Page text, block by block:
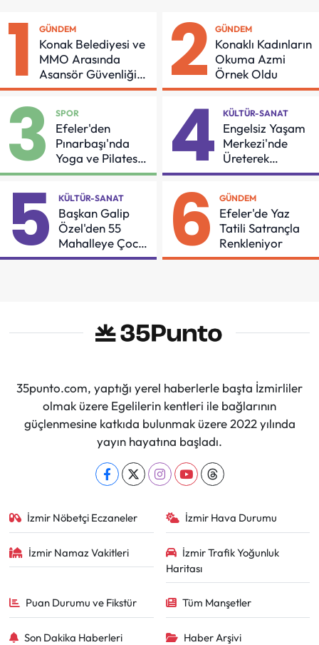
1 GÜNDEM
Konak Belediyesi ve
MMO Arasında
Asansör Güvenliği
İçin Önemli Protokol
2 GÜNDEM
Konaklı Kadınların
Okuma Azmi
Örnek Oldu
3 SPOR
Efeler'den
Pınarbaşı'nda
Yoga ve Pilates
Buluşması
4 KÜLTÜR-SANAT
Engelsiz Yaşam
Merkezi'nde
Üreterek
Güçleniyorlar
5 KÜLTÜR-SANAT
Başkan Galip
Özel'den 55
Mahalleye Çocuk
Şenliği
6 GÜNDEM
Efeler'de Yaz
Tatili Satrançla
Renkleniyor
35punto.com, yaptığı yerel haberlerle başta İzmirliler
olmak üzere Egelilerin kentleri ile bağlarının
güçlenmesine katkıda bulunmak üzere 2022 yılında
yayın hayatına başladı.
İzmir Nöbetçi Eczaneler İzmir Hava Durumu
İzmir Namaz Vakitleri
İzmir Trafik Yoğunluk
Haritası
Puan Durumu ve Fikstür Tüm Manşetler
Son Dakika Haberleri Haber Arşivi